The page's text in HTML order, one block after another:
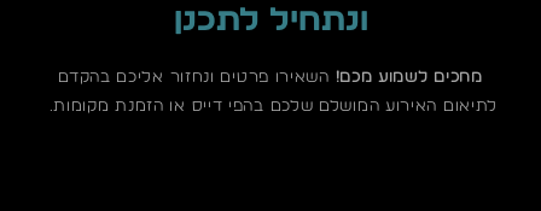
ונתחיל לתכנן
מחכים לשמוע מכם! השאירו פרטים ונחזור אליכם בהקדם
לתיאום האירוע המושלם שלכם בהפי דייס או הזמנת מקומות.